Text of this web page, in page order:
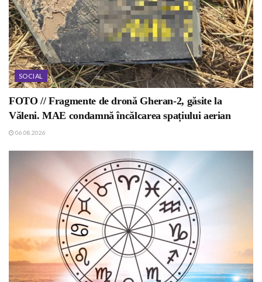
SOCIAL
FOTO // Fragmente de dronă Gheran-2, găsite la
Văleni. MAE condamnă încălcarea spațiului aerian
06.08.2026